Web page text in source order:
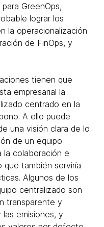
GreenOps,
lograr los
la operacionalización
de FinOps, y
tienen que
empresarial la
centrado en la
A ello puede
una visión clara de lo
de un equipo
la colaboración e
que también serviría
Algunos de los
centralizado son
transparente y
emisiones, y